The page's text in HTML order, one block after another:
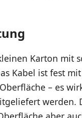
Karton mit
Kabel ist fest
– es
werden.